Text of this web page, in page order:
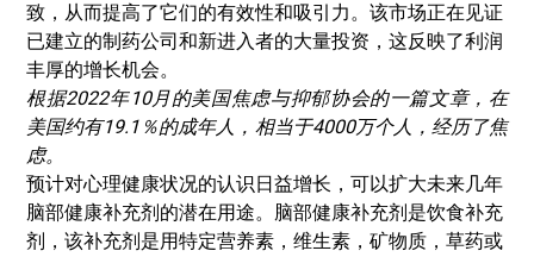
致，从而提高了它们的有效性和吸引力。该市场正在见证
已建立的制药公司和新进入者的大量投资，这反映了利润
丰厚的增长机会。
根据2022年10月的美国焦虑与抑郁协会的一篇文章，在
美国约有19.1％的成年人，相当于4000万个人，经历了焦
虑。
预计对心理健康状况的认识日益增长，可以扩大未来几年
脑部健康补充剂的潜在用途。脑部健康补充剂是饮食补充
剂，该补充剂是用特定营养素，维生素，矿物质，草药或